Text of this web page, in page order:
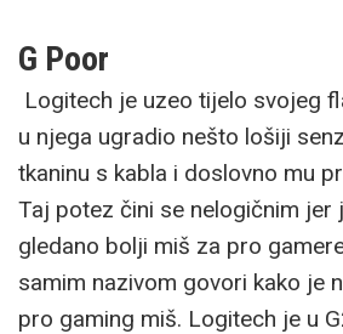
G Poor
Logitech je uzeo tijelo svojeg
u njega ugradio nešto lošiji
tkaninu s kabla i doslovno mu
Taj potez čini se nelogičnim jer
gledano bolji miš za pro
samim nazivom govori kako je
pro gaming miš. Logitech je u